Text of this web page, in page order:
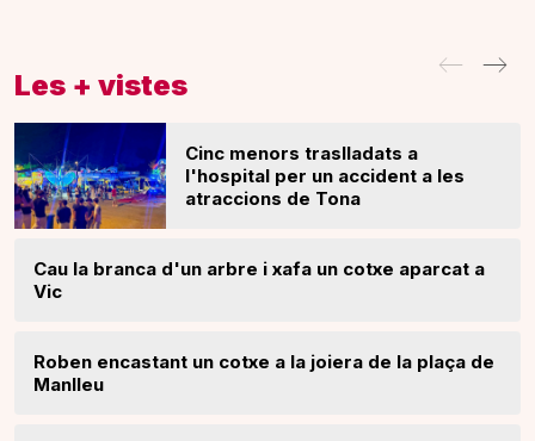
Les + vistes
Cinc menors traslladats a
l'hospital per un accident a les
atraccions de Tona
Cau la branca d'un arbre i xafa un cotxe aparcat a
Vic
Roben encastant un cotxe a la joiera de la plaça de
Manlleu